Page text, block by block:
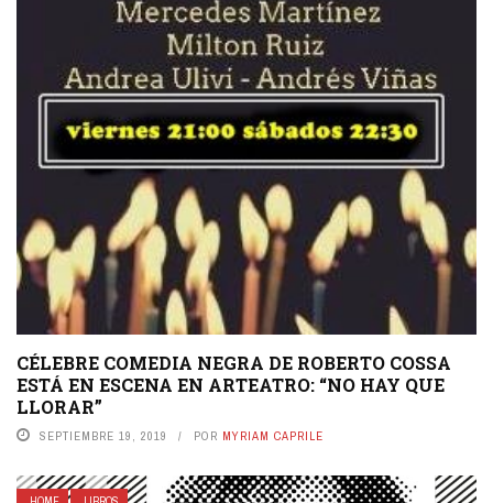
CÉLEBRE COMEDIA NEGRA DE ROBERTO COSSA
ESTÁ EN ESCENA EN ARTEATRO: “NO HAY QUE
LLORAR”
SEPTIEMBRE 19, 2019 POR MYRIAM CAPRILE